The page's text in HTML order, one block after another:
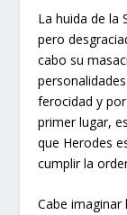
La huida de la
pero
cabo su
ferocidad y
primer lugar,
que Herodes
cumplir la
Cabe